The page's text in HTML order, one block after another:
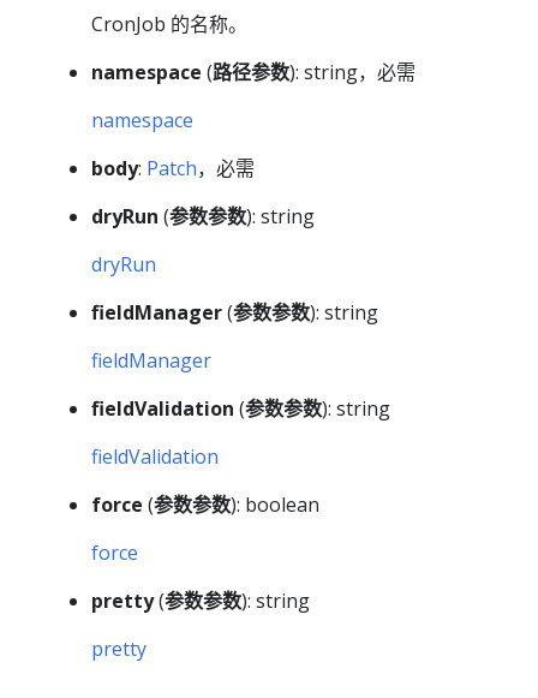
CronJob 的名称。
namespace (路径参数): string，必需
namespace
body: Patch，必需
dryRun (参数参数): string
dryRun
fieldManager(参数参数): string
fieldManager
fieldValidation (参数参数): string
fieldValidation
force (参数参数): boolean
force
pretty(参数参数): string
pretty